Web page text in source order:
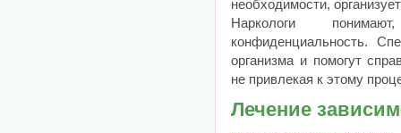
необходимости,
Наркологи
конфиденциальность.
организма и помогут
не привлекая к этому
Лечение